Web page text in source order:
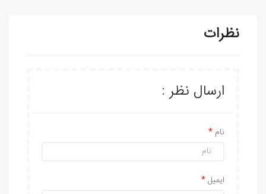
نظرات
ارسال نظر :
نام
ایمیل